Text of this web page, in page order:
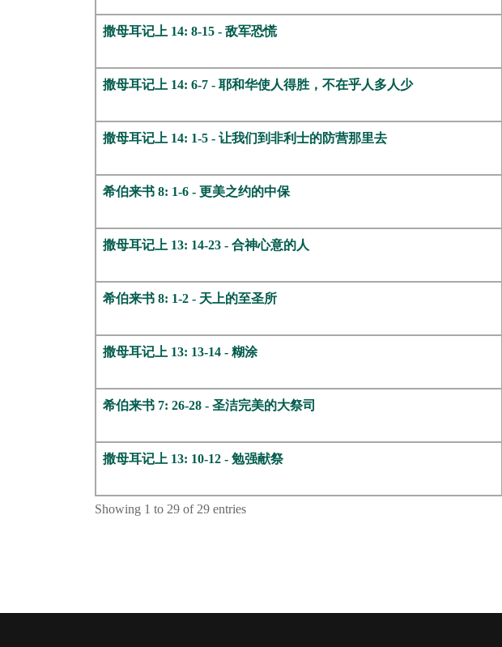
撒母耳记上 14: 8-15 - 敌军恐慌
撒母耳记上 14: 6-7 - 耶和华使人得胜，不在乎人多人少
撒母耳记上 14: 1-5 - 让我们到非利士的防营那里去
希伯来书 8: 1-6 - 更美之约的中保
撒母耳记上 13: 14-23 - 合神心意的人
希伯来书 8: 1-2 - 天上的至圣所
撒母耳记上 13: 13-14 - 糊涂
希伯来书 7: 26-28 - 圣洁完美的大祭司
撒母耳记上 13: 10-12 - 勉强献祭
Showing 1 to 29 of 29 entries